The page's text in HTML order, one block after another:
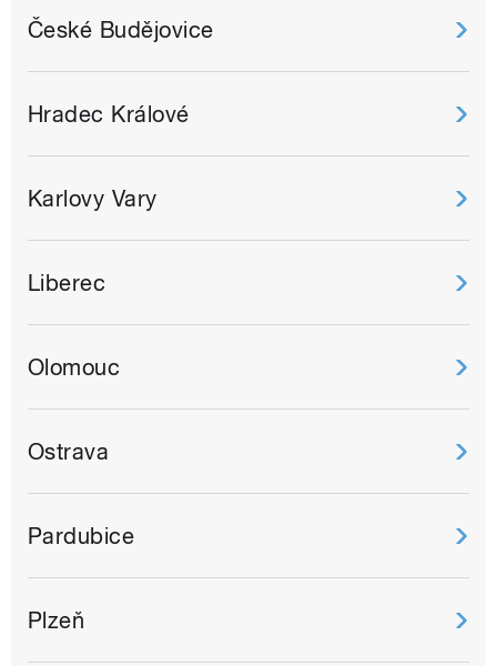
České Budějovice
Hradec Králové
Karlovy Vary
Liberec
Olomouc
Ostrava
Pardubice
Plzeň